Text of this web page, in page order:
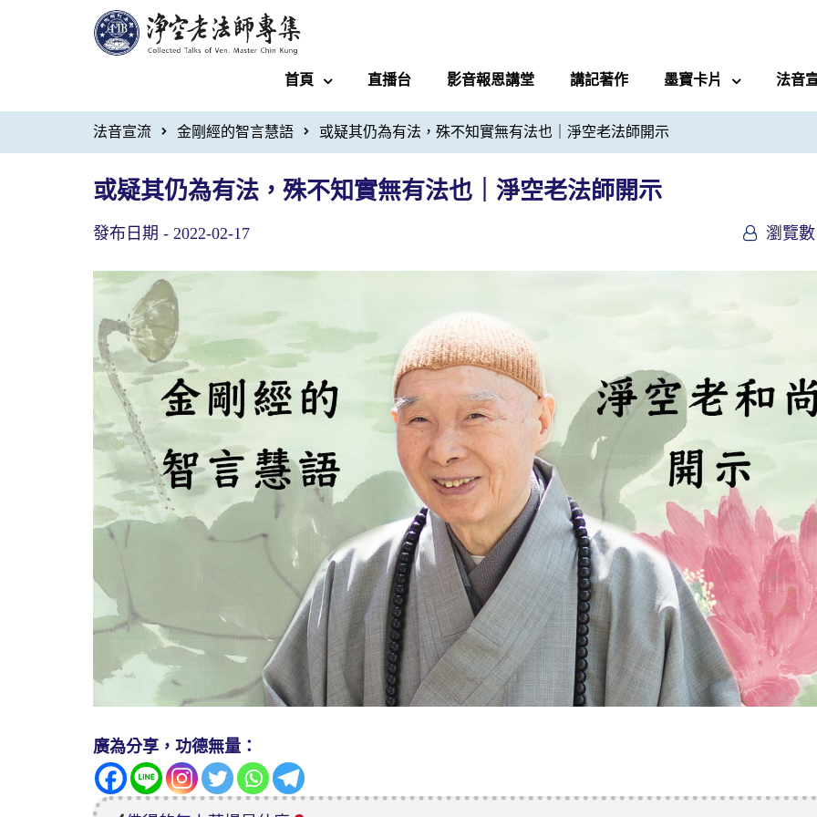
首頁 直播台 影音報恩講堂 講記著作 墨寶卡片 法音
法音宣流 金剛經的智言慧語 或疑其仍為有法，殊不知實無有法也｜淨空老法師開示
或疑其仍為有法，殊不知實無有法也｜淨空老法師開示
發布日期 - 2022-02-17 瀏覽數
廣為分享，功德無量：